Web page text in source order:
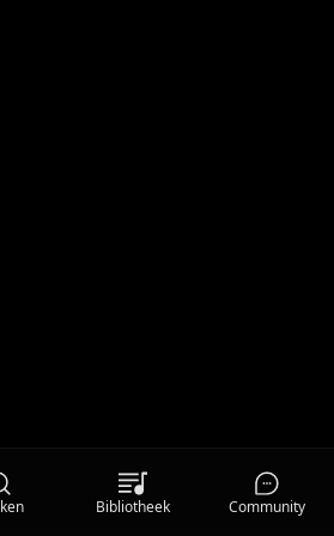
Bibliotheek Community